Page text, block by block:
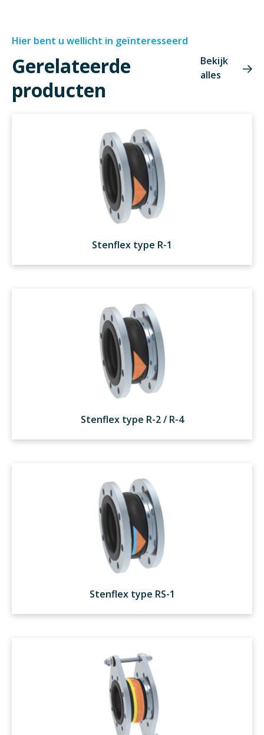
Hier bent u wellicht in geïnteresseerd
Gerelateerde
producten
Bekijk
alles
Stenflex type R-1
Stenflex type R-2 / R-4
Stenflex type RS-1